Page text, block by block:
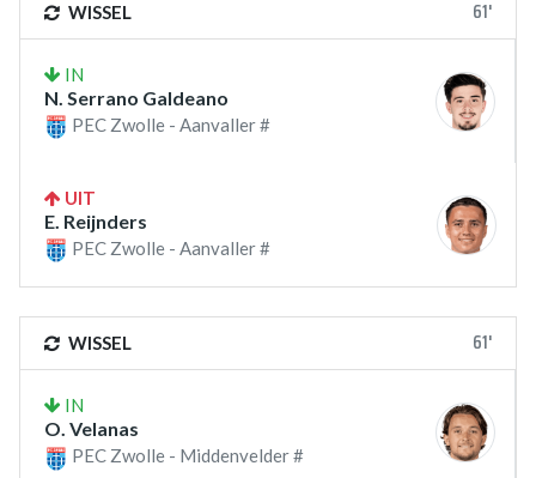
WISSEL 61'
IN
N. Serrano Galdeano
PEC Zwolle - Aanvaller #
UIT
E. Reijnders
PEC Zwolle - Aanvaller #
WISSEL 61'
IN
O. Velanas
PEC Zwolle - Middenvelder #